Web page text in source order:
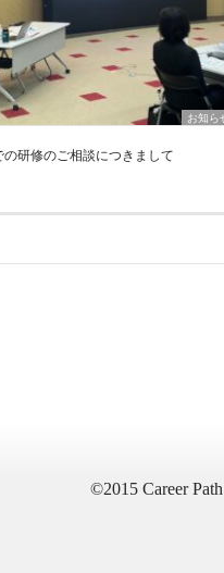
お知ら
の研修のご相談につきまして
©2015 Career